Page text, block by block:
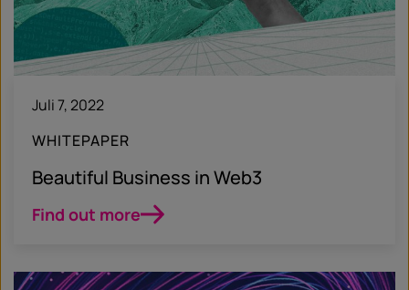
Juli 7, 2022
WHITEPAPER
Beautiful Business in Web3
Find out more